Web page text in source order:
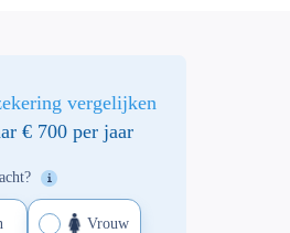
vergelijken
€ 700 per jaar
Vrouw